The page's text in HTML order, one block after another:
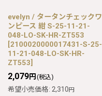
evelyn / タータンチェックワ
ンピース 紺 S-25-11-21-
048-LO-SK-HR-ZT553
[2100020000017431-S-25-
11-21-048-LO-SK-HR-
ZT553]
2,079円 (税込)
希望小売価格: 2,310円